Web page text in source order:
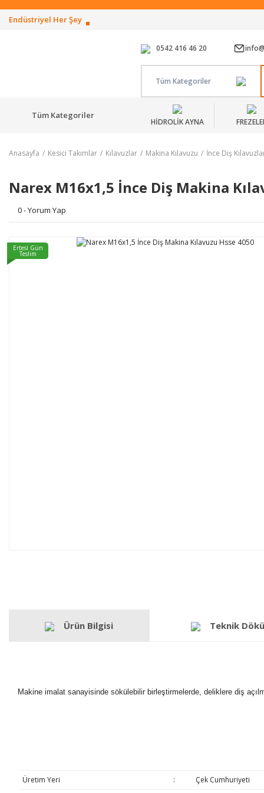
Endüstriyel Her Şey
0542 416 46 20
Tüm Kategoriler
Tüm Kategoriler
HİDROLİK AYNA
Anasayfa Kesici Takımlar Kılavuzlar Makina Kılavuzu İnce Diş
Narex M16x1,5 İnce Diş Makina
0 - Yorum Yap
Ertesi Gün
Teslim
Ürün Bilgisi Teknik
Makine imalat sanayisinde sökülebilir birleştirmelerde, deliklere diş
Üretim Yeri :
Çek Cumhuriyeti